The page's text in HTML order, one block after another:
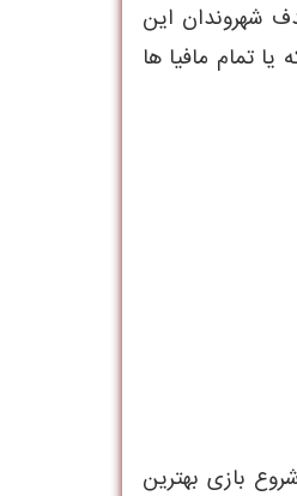
شهروندان این
تمام مافیا ها
بازی بهترین